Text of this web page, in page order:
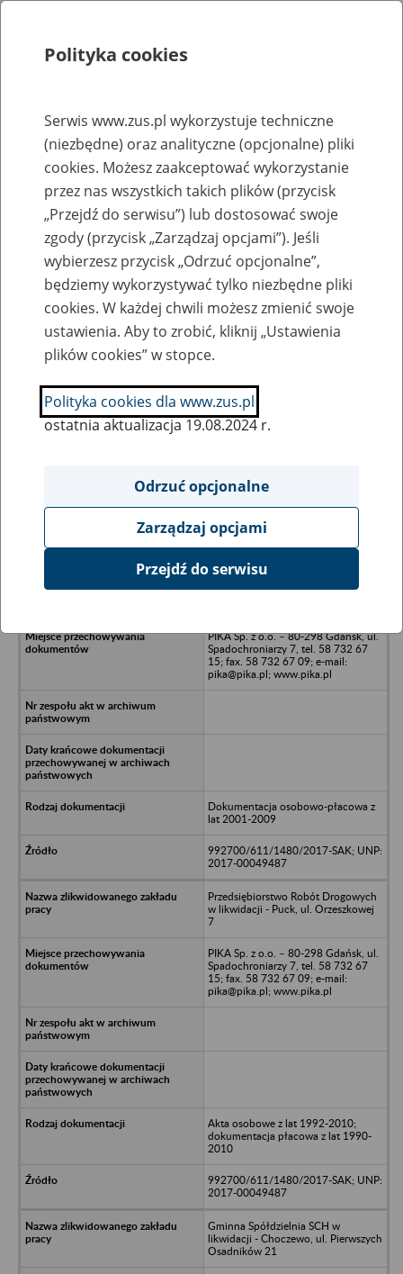
Rejestry, ewidencje i archiwa
Baza zlikwidowanych lub
przekształconych zakładów pracy
Nazwa zakładu pracy:
SZUKAJ
Ukryj wszystkie pozycje bazy
NZOZ ZDO JANMAR Sp. z o.o. -
PIKA Sp. z o.o. – 80-298 Gdańsk, ul.
Spadochroniarzy 7, tel. 58 732 67
15; fax. 58 732 67 09; e-mail:
pika@pika.pl; www.pika.pl
Dokumentacja osobowo-płacowa z
lat 2001-2009
992700/611/1480/2017-SAK; UNP:
2017-00049487
Przedsiębiorstwo Robót Drogowych
w likwidacji - Puck, ul. Orzeszkowej
7
PIKA Sp. z o.o. – 80-298 Gdańsk, ul.
Spadochroniarzy 7, tel. 58 732 67
15; fax. 58 732 67 09; e-mail:
pika@pika.pl; www.pika.pl
Akta osobowe z lat 1992-2010;
dokumentacja płacowa z lat 1990-
2010
992700/611/1480/2017-SAK; UNP:
2017-00049487
Gminna Spółdzielnia SCH w
likwidacji - Choczewo, ul. Pierwszych
Osadników 21
Polityka cookies
Serwis www.zus.pl wykorzystuje techniczne
(niezbędne) oraz analityczne (opcjonalne) pliki
cookies. Możesz zaakceptować wykorzystanie
przez nas wszystkich takich plików (przycisk
„Przejdź do serwisu”) lub dostosować swoje
zgody (przycisk „Zarządzaj opcjami”). Jeśli
wybierzesz przycisk „Odrzuć opcjonalne”,
będziemy wykorzystywać tylko niezbędne pliki
cookies. W każdej chwili możesz zmienić swoje
ustawienia. Aby to zrobić, kliknij „Ustawienia
plików cookies” w stopce.
Polityka cookies dla www.zus.pl
ostatnia aktualizacja 19.08.2024 r.
Odrzuć opcjonalne
Zarządzaj opcjami
Przejdź do serwisu